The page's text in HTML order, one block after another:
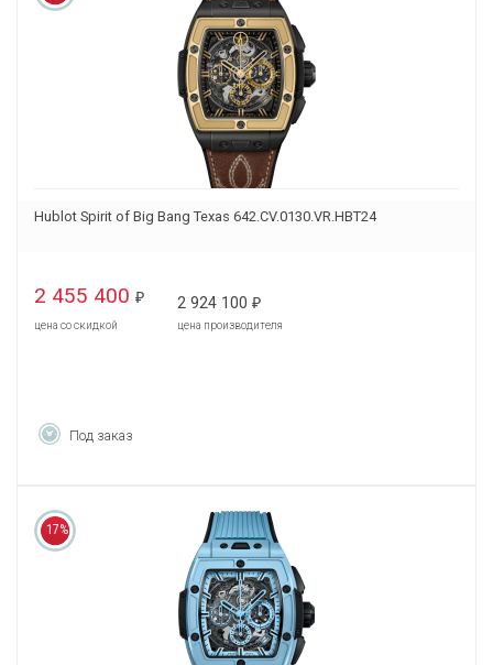
Hublot Spirit of Big Bang Texas 642.CV.0130.VR.HBT24
2 455 400 ₽
цена со скидкой
2 924 100 ₽
цена производителя
Под заказ
17%